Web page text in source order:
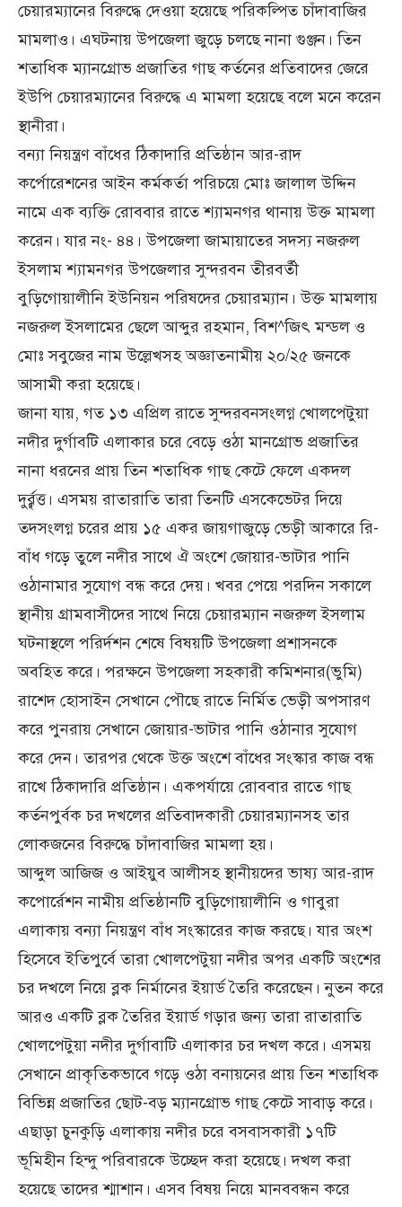
চেয়ারম্যানের বিরুদ্ধে দেওয়া হয়েছে পরিকল্পিত চাঁদাবাজির
মামলাও। এঘটনায় উপজেলা জুড়ে চলছে নানা গুঞ্জন। তিন
শতাধিক ম্যানগ্রোভ প্রজাতির গাছ কর্তনের প্রতিবাদের জেরে
ইউপি চেয়ারম্যানের বিরুদ্ধে এ মামলা হয়েছে বলে মনে করেন
স্থানীরা।
বন্যা নিয়ন্ত্রণ বাঁধের ঠিকাদারি প্রতিষ্ঠান আর-রাদ
কর্পোরেশনের আইন কর্মকর্তা পরিচয়ে মোঃ জালাল উদ্দিন
নামে এক ব্যক্তি রোববার রাতে শ্যামনগর থানায় উক্ত মামলা
করেন। যার নং- ৪৪। উপজেলা জামায়াতের সদস্য নজরুল
ইসলাম শ্যামনগর উপজেলার সুন্দরবন তীরবর্তী
বুড়িগোয়ালীনি ইউনিয়ন পরিষদের চেয়ারম্যান। উক্ত মামলায়
নজরুল ইসলামের ছেলে আব্দুর রহমান, বিশ^জিৎ মন্ডল ও
মোঃ সবুজের নাম উল্লেখসহ অজ্ঞাতনামীয় ২০/২৫ জনকে
আসামী করা হয়েছে।
জানা যায়, গত ১৩ এপ্রিল রাতে সুন্দরবনসংলগ্ন খোলপেটুয়া
নদীর দুর্গাবটি এলাকার চরে বেড়ে ওঠা মানগ্রোভ প্রজাতির
নানা ধরনের প্রায় তিন শতাধিক গাছ কেটে ফেলে একদল
দুর্র্বৃত্ত। এসময় রাতারাতি তারা তিনটি এসকেভেটর দিয়ে
তদসংলগ্ন চরের প্রায় ১৫ একর জায়গাজুড়ে ভেড়ী আকারে রি-
বাঁধ গড়ে তুলে নদীর সাথে ঐ অংশে জোয়ার-ভাটার পানি
ওঠানামার সুযোগ বন্ধ করে দেয়। খবর পেয়ে পরদিন সকালে
স্থানীয় গ্রামবাসীদের সাথে নিয়ে চেয়ারম্যান নজরুল ইসলাম
ঘটনাস্থলে পরির্দশন শেষে বিষয়টি উপজেলা প্রশাসনকে
অবহিত করে। পরক্ষনে উপজেলা সহকারী কমিশনার(ভুমি)
রাশেদ হোসাইন সেখানে পৌছে রাতে নির্মিত ভেড়ী অপসারণ
করে পুনরায় সেখানে জোয়ার-ভাটার পানি ওঠানার সুযোগ
করে দেন। তারপর থেকে উক্ত অংশে বাঁধের সংস্কার কাজ বন্ধ
রাখে ঠিকাদারি প্রতিষ্ঠান। একপর্যায়ে রোববার রাতে গাছ
কর্তনপুর্বক চর দখলের প্রতিবাদকারী চেয়ারম্যানসহ তার
লোকজনের বিরুদ্ধে চাঁদাবাজির মামলা হয়।
আব্দুল আজিজ ও আইয়ুব আলীসহ স্থানীয়দের ভাষ্য আর-রাদ
কপোর্রেশন নামীয় প্রতিষ্ঠানটি বুড়িগোয়ালীনি ও গাবুরা
এলাকায় বন্যা নিয়ন্ত্রণ বাঁধ সংস্কারের কাজ করছে। যার অংশ
হিসেবে ইতিপুর্বে তারা খোলপেটুয়া নদীর অপর একটি অংশের
চর দখলে নিয়ে ব্লক নির্মানের ইয়ার্ড তৈরি করেছেন। নুতন করে
আরও একটি ব্লক তৈরির ইয়ার্ড গড়ার জন্য তারা রাতারাতি
খোলপেটুয়া নদীর দুর্গাবাটি এলাকার চর দখল করে। এসময়
সেখানে প্রাকৃতিকভাবে গড়ে ওঠা বনায়নের প্রায় তিন শতাধিক
বিভিন্ন প্রজাতির ছোট-বড় ম্যানগ্রোভ গাছ কেটে সাবাড় করে।
এছাড়া চুনকুড়ি এলাকায় নদীর চরে বসবাসকারী ১৭টি
ভূমিহীন হিন্দু পরিবারকে উচ্ছেদ করা হয়েছে। দখল করা
হয়েছে তাদের শ্মাশান। এসব বিষয় নিয়ে মানববন্ধন করে